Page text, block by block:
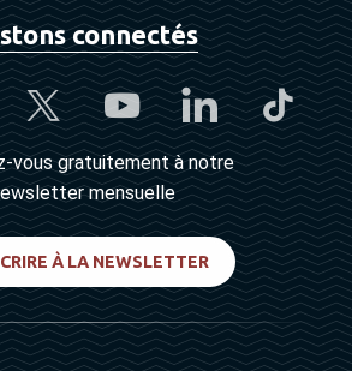
connectés
vous gratuitement à notre
mensuelle
À LA NEWSLETTER